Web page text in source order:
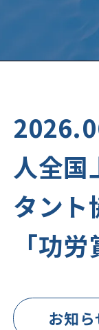
人全国
タント
「功
お知ら